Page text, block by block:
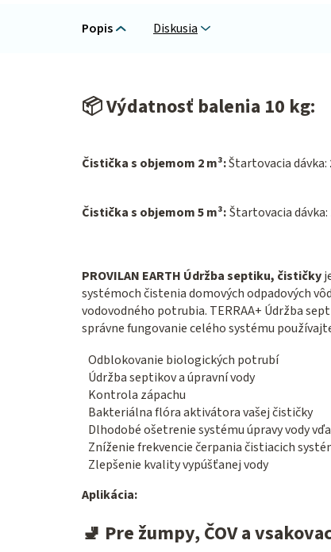
Popis Diskusia
📦Výdatnosť balenia 10 kg:
Čistička s objemom 2 m³:Štartovacia dávka:
Čistička s objemom 5 m³:Štartovacia dávka:
PROVILAN EARTH Údržba septiku, čističky
systémoch čistenia domových odpadových
vodovodného potrubia. TERRAA+ Údržba
správne fungovanie celého systému
Odblokovanie biologických potrubí
Údržba septikov a úpravní vody
Kontrola zápachu
Bakteriálna flóra aktivátora vašej čističky
Dlhodobé ošetrenie systému úpravy vody
Zníženie frekvencie čerpania čistiacich
Zlepšenie kvality vypúšťanej vody
Aplikácia:
🚽 Pre žumpy, ČOV a